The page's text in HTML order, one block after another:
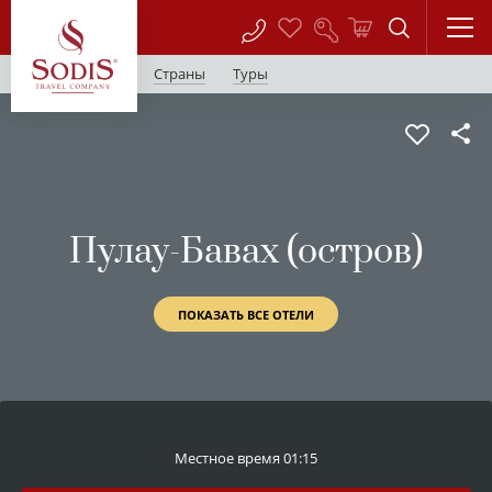
Страны Туры
Пулау-Бавах (остров)
ПОКАЗАТЬ ВСЕ ОТЕЛИ
Местное время 01:15